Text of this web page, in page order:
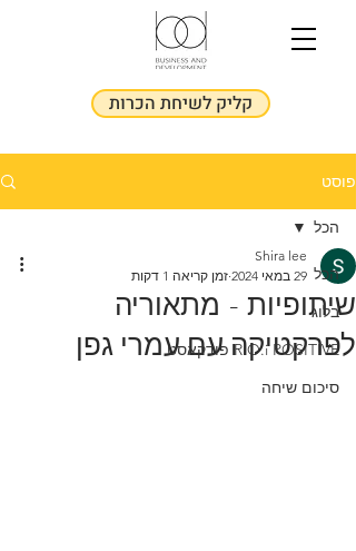
קליק לשיחת הכרות
פוסט
הכל
בלוג
R.O.i POSITIVE פודקאסט
סיכום שיחה
הכל
שיתופיות - מתאוריה
לפרקטיקה עם עמרי גפן
Shira lee
29 במאי 2024
זמן קריאה 1 דקות